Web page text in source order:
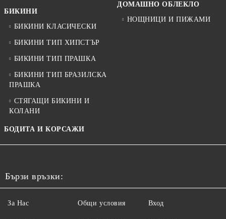
БИКИНИ
БИКИНИ КЛАСИЧЕСКИ
БИКИНИ ТИП ХИПСТЪР
БИКИНИ ТИП ПРАШКА
БИКИНИ ТИП БРАЗИЛСКА
ПРАШКА
СТЯГАЩИ БИКИНИ И
КОЛАНИ
БОДИТА И КОРСАЖИ
ДОМАШНО ОБЛЕКЛО
НОЩНИЦИ И ПИЖАМИ
Бързи връзки:
За Нас Общи условия Вход